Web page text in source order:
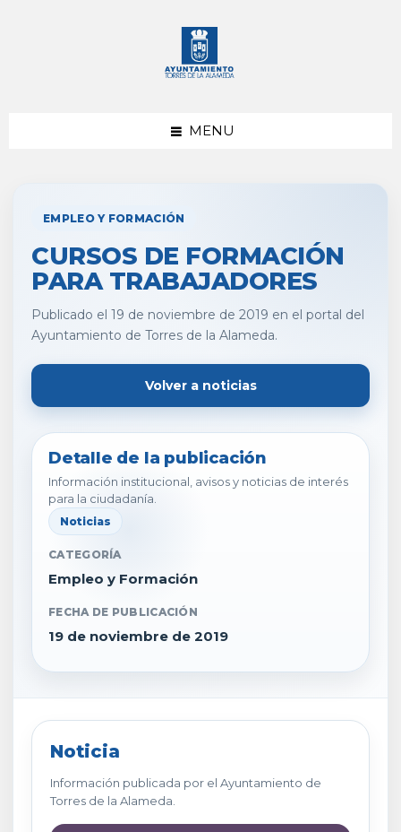
MENU
EMPLEO Y FORMACIÓN
CURSOS DE FORMACIÓN
PARA TRABAJADORES
Publicado el 19 de noviembre de 2019 en el portal del
Ayuntamiento de Torres de la Alameda.
Volver a noticias
Detalle de la publicación
Información institucional, avisos y noticias de interés
para la ciudadanía.
Noticias
CATEGORÍA
Empleo y Formación
FECHA DE PUBLICACIÓN
19 de noviembre de 2019
Noticia
Información publicada por el Ayuntamiento de
Torres de la Alameda.